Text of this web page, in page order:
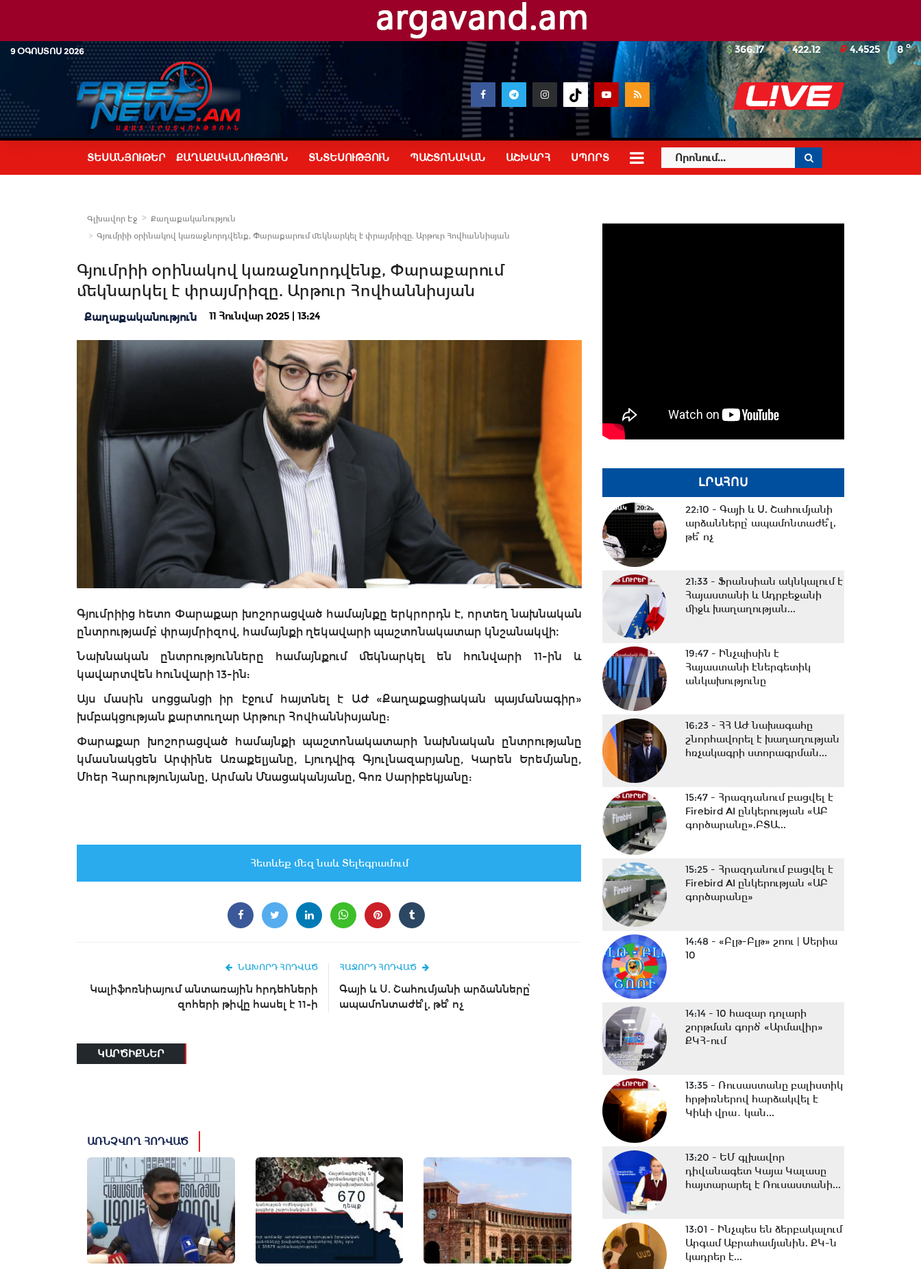
9 ՕԳՈՍՏՈՍ 2026 8o
366.17 422.12 4.4525
ՏԵՍԱՆՅՈՒԹԵՐ ՔԱՂԱՔԱԿԱՆՈՒԹՅՈՒՆ ՏՆՏԵՍՈՒԹՅՈՒՆ ՊԱՇՏՈՆԱԿԱՆ ԱՇԽԱՐՀ ՍՊՈՐՏ
Գլխավոր Էջ
Քաղաքականություն
Գյումրիի օրինակով կառաջնորդվենք, Փարաքարում մեկնարկել է փրայմրիզը. Արթուր Հովհաննիսյան
Գյումրիի օրինակով կառաջնորդվենք, Փարաքարում
մեկնարկել է փրայմրիզը. Արթուր Հովհաննիսյան
Քաղաքականություն 11 Հունվար 2025 | 13:24
Գյումրիից հետո Փարաքար խոշորացված համայնքը երկրորդն է, որտեղ նախնական
ընտրությամբ՝ փրայմրիզով, համայնքի ղեկավարի պաշտոնակատար կնշանակվի։
Նախնական ընտրությունները համայնքում մեկնարկել են հունվարի 11-ին և
կավարտվեն հունվարի 13-ին:
Այս մասին սոցցանցի իր էջում հայտնել է ԱԺ «Քաղաքացիական պայմանագիր»
խմբակցության քարտուղար Արթուր Հովհաննիսյանը:
Փարաքար խոշորացված համայնքի պաշտոնակատարի նախնական ընտրությանը
կմասնակցեն Արփինե Առաքելյանը, Լյուդվիգ Գյուլնազարյանը, Կարեն Երեմյանը,
Մհեր Հարությունյանը, Արման Մնացականյանը, Գոռ Սարիբեկյանը:
Հետևեք մեզ նաև Տելեգրամում
ՆԱԽՈՐԴ ՀՈԴՎԱԾ
Կալիֆոռնիայում անտառային հրդեհների
զոհերի թիվը հասել է 11-ի
ՀԱՋՈՐԴ ՀՈԴՎԱԾ
Գայի և Ս. Շահումյանի արձանները՝
ապամոնտաժե՞լ, թե՞ ոչ
ԿԱՐԾԻՔՆԵՐ
ԱՌՆՉՎՈՂ ՀՈԴՎԱԾ
ԼՐԱՀՈՍ
22:10 - Գայի և Ս. Շահումյանի
արձանները՝ ապամոնտաժե՞լ,
թե՞ ոչ
21:33 - Ֆրանսիան ակնկալում է
Հայաստանի և Ադրբեջանի
միջև խաղաղության...
19:47 - Ինչպիսին է
Հայաստանի էներգետիկ
անկախությունը
16:23 - ՀՀ ԱԺ նախագահը
շնորհավորել է խաղաղության
հռչակագրի ստորագրման...
15:47 - Հրազդանում բացվել է
Firebird AI ընկերության «ԱԲ
գործարանը».ԲՏԱ...
15:25 - Հրազդանում բացվել է
Firebird AI ընկերության «ԱԲ
գործարանը»
14:48 - «Բլթ-Բլթ» շոու | Սերիա
10
14:14 - 10 հազար դոլարի
շորթման գործ՝ «Արմավիր»
ՔԿՀ-ում
13:35 - Ռուսաստանը բալիստիկ
հրթիռներով հարձակվել է
Կիևի վրա․ կան...
13:20 - ԵՄ գլխավոր
դիվանագետ Կայա Կալասը
հայտարարել է Ռուսաստանի...
13:01 - Ինչպես են ձերբակալում
Արգամ Աբրահամյանին. ՔԿ-ն
կադրեր է...